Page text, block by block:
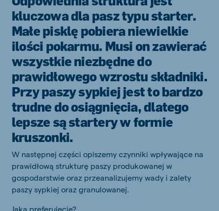
kluczowa dla pasz typu starter.
Małe pisklę pobiera niewielkie
ilości pokarmu. Musi on zawierać
wszystkie niezbędne do
prawidłowego wzrostu składniki.
Przy paszy sypkiej jest to bardzo
trudne do osiągnięcia, dlatego
lepsze są startery w formie
kruszonki.
W następnej części opiszemy czynniki wpływające na
prawidłową strukturę paszy produkowanej w
gospodarstwie oraz przeanalizujemy wady i zalety
paszy sypkiej oraz granulowanej.
Jaką preferujecie?